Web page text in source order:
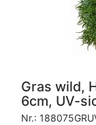
Gras wild,
6cm, UV-
Nr.: